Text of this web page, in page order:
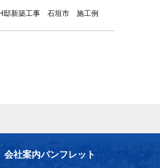
邸新築工事 石垣市 施工例
会社案内パンフレット